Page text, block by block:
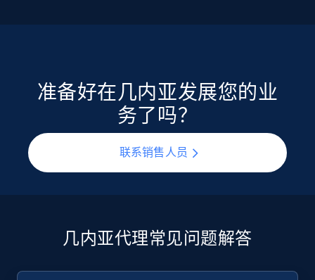
准备好在几内亚发展您的业
务了吗？
联系销售人员
几内亚代理常见问题解答